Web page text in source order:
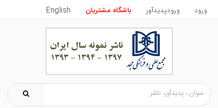
ورود ورودپدیدآور باشگاه مشتریان English